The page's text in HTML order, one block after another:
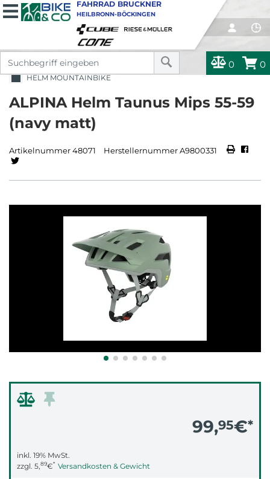
0 0
FAHRRAD BRUCKNER
HEILBRONN-BÖCKINGEN
HELM MOUNTAINBIKE
ALPINA Helm Taunus Mips 55-59
(navy matt)
Artikelnummer 48071 Herstellernummer A9800331
99,95€*
inkl. 19% MwSt.
zzgl. 5,89€* Versandkosten & Gewicht